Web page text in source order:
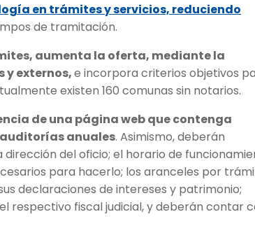
en trámites y servicios, reduciendo
de tramitación.
aumenta la oferta, mediante la
y externos,e incorpora criterios objetivos
existen 160 comunas sin notarios.
de una página web que contenga
anuales. Asimismo, deberán
del oficio; el horario de
para hacerlo; los aranceles por
declaraciones de intereses y patrimonio;
respectivo fiscal judicial, y deberán contar